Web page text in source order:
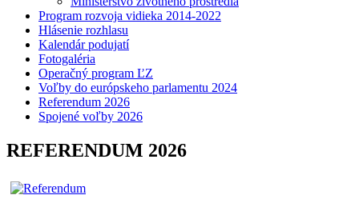
Program rozvoja vidieka 2014-2022
Hlásenie rozhlasu
Kalendár podujatí
Fotogaléria
Operačný program ĽZ
Voľby do európskeho parlamentu 2024
Referendum 2026
Spojené voľby 2026
REFERENDUM 2026